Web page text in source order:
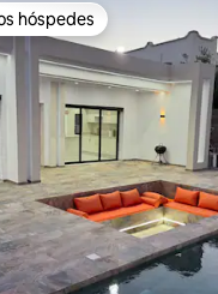
preferidos dos hóspedes
hóspedes